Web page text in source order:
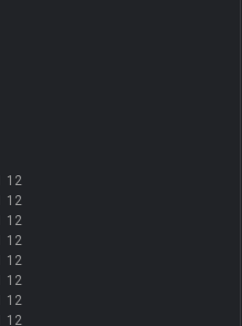
12
12
12
12
12
12
12
12